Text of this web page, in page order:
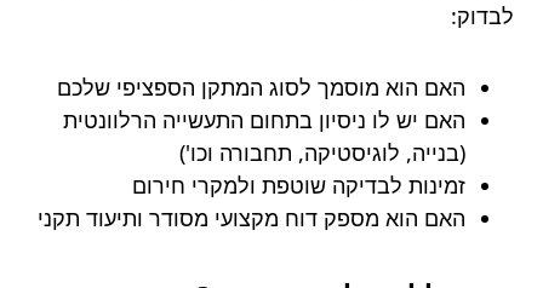
לבדוק:
האם הוא מוסמך לסוג המתקן הספציפי שלכם
האם יש לו ניסיון בתחום התעשייה הרלוונטית
(בנייה, לוגיסטיקה, תחבורה וכו')
זמינות לבדיקה שוטפת ולמקרי חירום
האם הוא מספק דוח מקצועי מסודר ותיעוד תקני